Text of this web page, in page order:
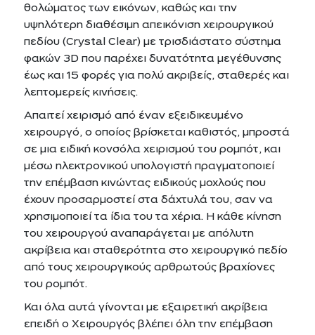
θολώματος των εικόνων, καθώς και την
υψηλότερη διαθέσιμη απεικόνιση χειρουργικού
πεδίου (Crystal Clear) με τρισδιάστατο σύστημα
φακών 3D που παρέχει δυνατότητα μεγέθυνσης
έως και 15 φορές για πολύ ακριβείς, σταθερές και
λεπτομερείς κινήσεις.
Απαιτεί χειρισμό από έναν εξειδικευμένο
χειρουργό, ο οποίος βρίσκεται καθιστός, μπροστά
σε μια ειδική κονσόλα χειρισμού του ρομπότ, και
μέσω ηλεκτρονικού υπολογιστή πραγματοποιεί
την επέμβαση κινώντας ειδικούς μοχλούς που
έχουν προσαρμοστεί στα δάχτυλά του, σαν να
χρησιμοποιεί τα ίδια του τα χέρια. Η κάθε κίνηση
του χειρουργού αναπαράγεται με απόλυτη
ακρίβεια και σταθερότητα στο χειρουργικό πεδίο
από τους χειρουργικούς αρθρωτούς βραχίονες
του ρομπότ.
Και όλα αυτά γίνονται με εξαιρετική ακρίβεια
επειδή ο Χειρουργός βλέπει όλη την επέμβαση